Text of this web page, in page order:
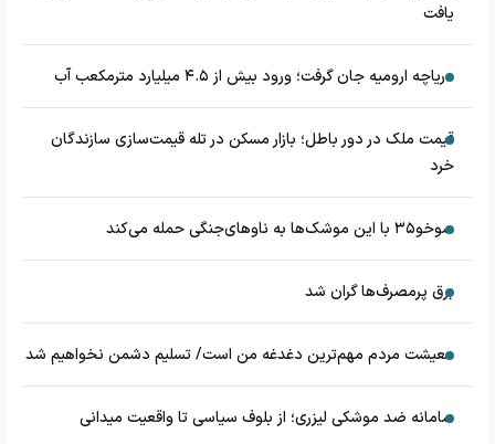
یافت
دریاچه ارومیه جان گرفت؛ ورود بیش از ۴.۵ میلیارد مترمکعب آب
قیمت ملک در دور باطل؛ بازار مسکن در تله قیمت‌سازی سازندگان
خرد
سوخو۳۵ با این موشک‌ها به ناوهای‌جنگی حمله می‌کند
برق پرمصرف‌ها گران شد
معیشت مردم مهم‌ترین دغدغه من است/ تسلیم دشمن نخواهیم شد
سامانه ضد موشکی لیزری؛ از بلوف سیاسی تا واقعیت میدانی